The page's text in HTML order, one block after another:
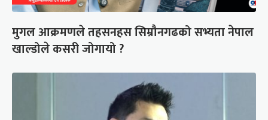
मुगल आक्रमणले तहसनहस सिम्रौनगढको सभ्यता नेपाल
खाल्डोले कसरी जोगायो ?